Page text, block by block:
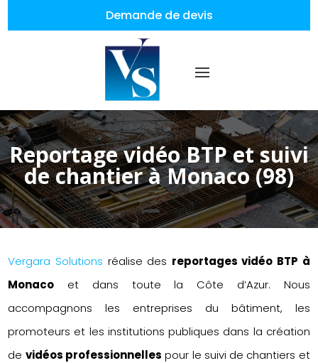
Demande de devis
Reportage vidéo BTP et suivi
de chantier à Monaco (98)
Vergara Solutions réalise des reportages vidéo BTP à
Monaco et dans toute la Côte d’Azur. Nous
accompagnons les entreprises du bâtiment, les
promoteurs et les institutions publiques dans la création
de vidéos professionnelles pour le suivi de chantiers et